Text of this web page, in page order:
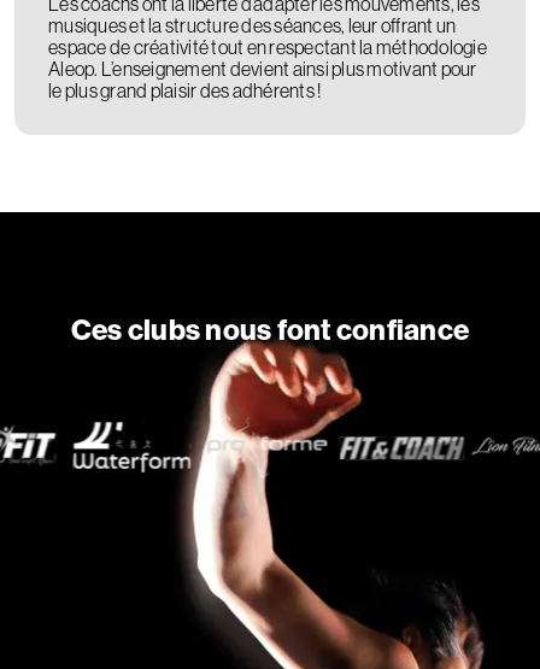
musiques et la structure des séances, leur offrant un
espace de créativité tout en respectant la méthodologie
Aleop. L’enseignement devient ainsi plus motivant pour
le plus grand plaisir des adhérents !
Ces clubs nous font confiance